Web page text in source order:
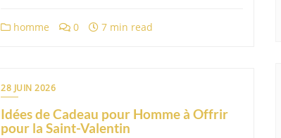
homme 0 7 min read
28 JUIN 2026
Idées de Cadeau pour Homme à Offrir
pour la Saint-Valentin